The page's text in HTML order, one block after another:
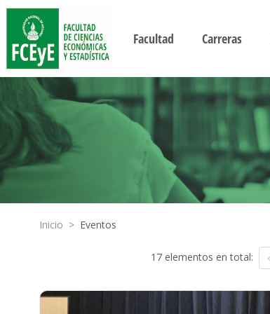
Facultad Carreras
Inicio > Eventos
17 elementos en total: